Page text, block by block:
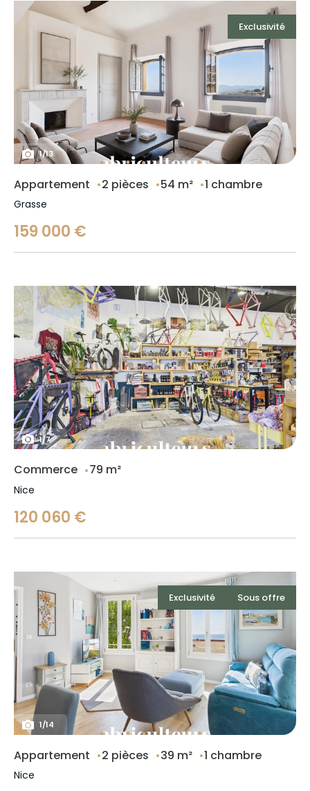
1/13
Exclusivité
Appartement 2 pièces 54 m² 1 chambre
Grasse
159 000 €
1/7
Commerce 79 m²
Nice
120 060 €
1/14
Exclusivité Sous offre
Appartement 2 pièces 39 m² 1 chambre
Nice